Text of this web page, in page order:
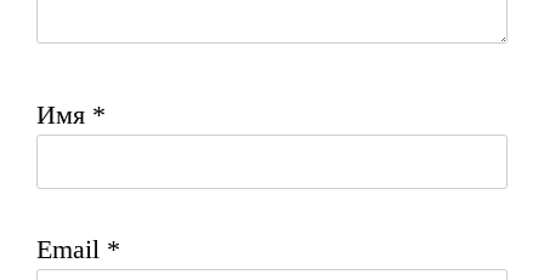
Имя *
Email *